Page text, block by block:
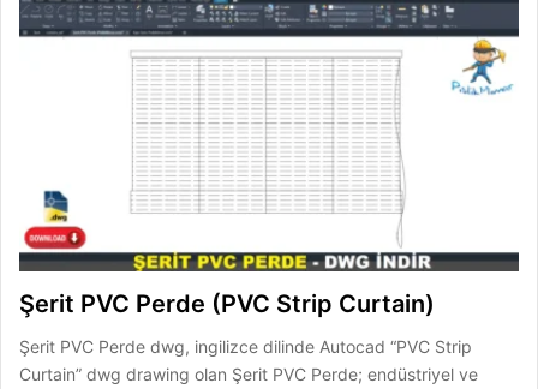
Şerit PVC Perde (PVC Strip Curtain)
Şerit PVC Perde dwg, ingilizce dilinde Autocad “PVC Strip
Curtain” dwg drawing olan Şerit PVC Perde; endüstriyel ve